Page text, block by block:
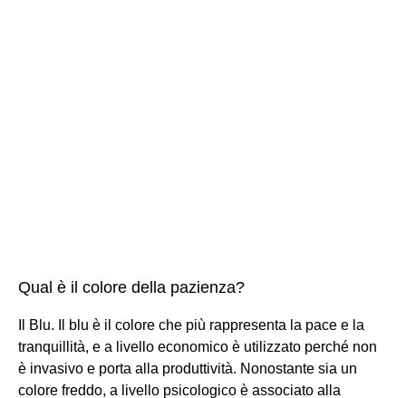
Qual è il colore della pazienza?
Il Blu. Il blu è il colore che più rappresenta la pace e la
tranquillità, e a livello economico è utilizzato perché non
è invasivo e porta alla produttività. Nonostante sia un
colore freddo, a livello psicologico è associato alla